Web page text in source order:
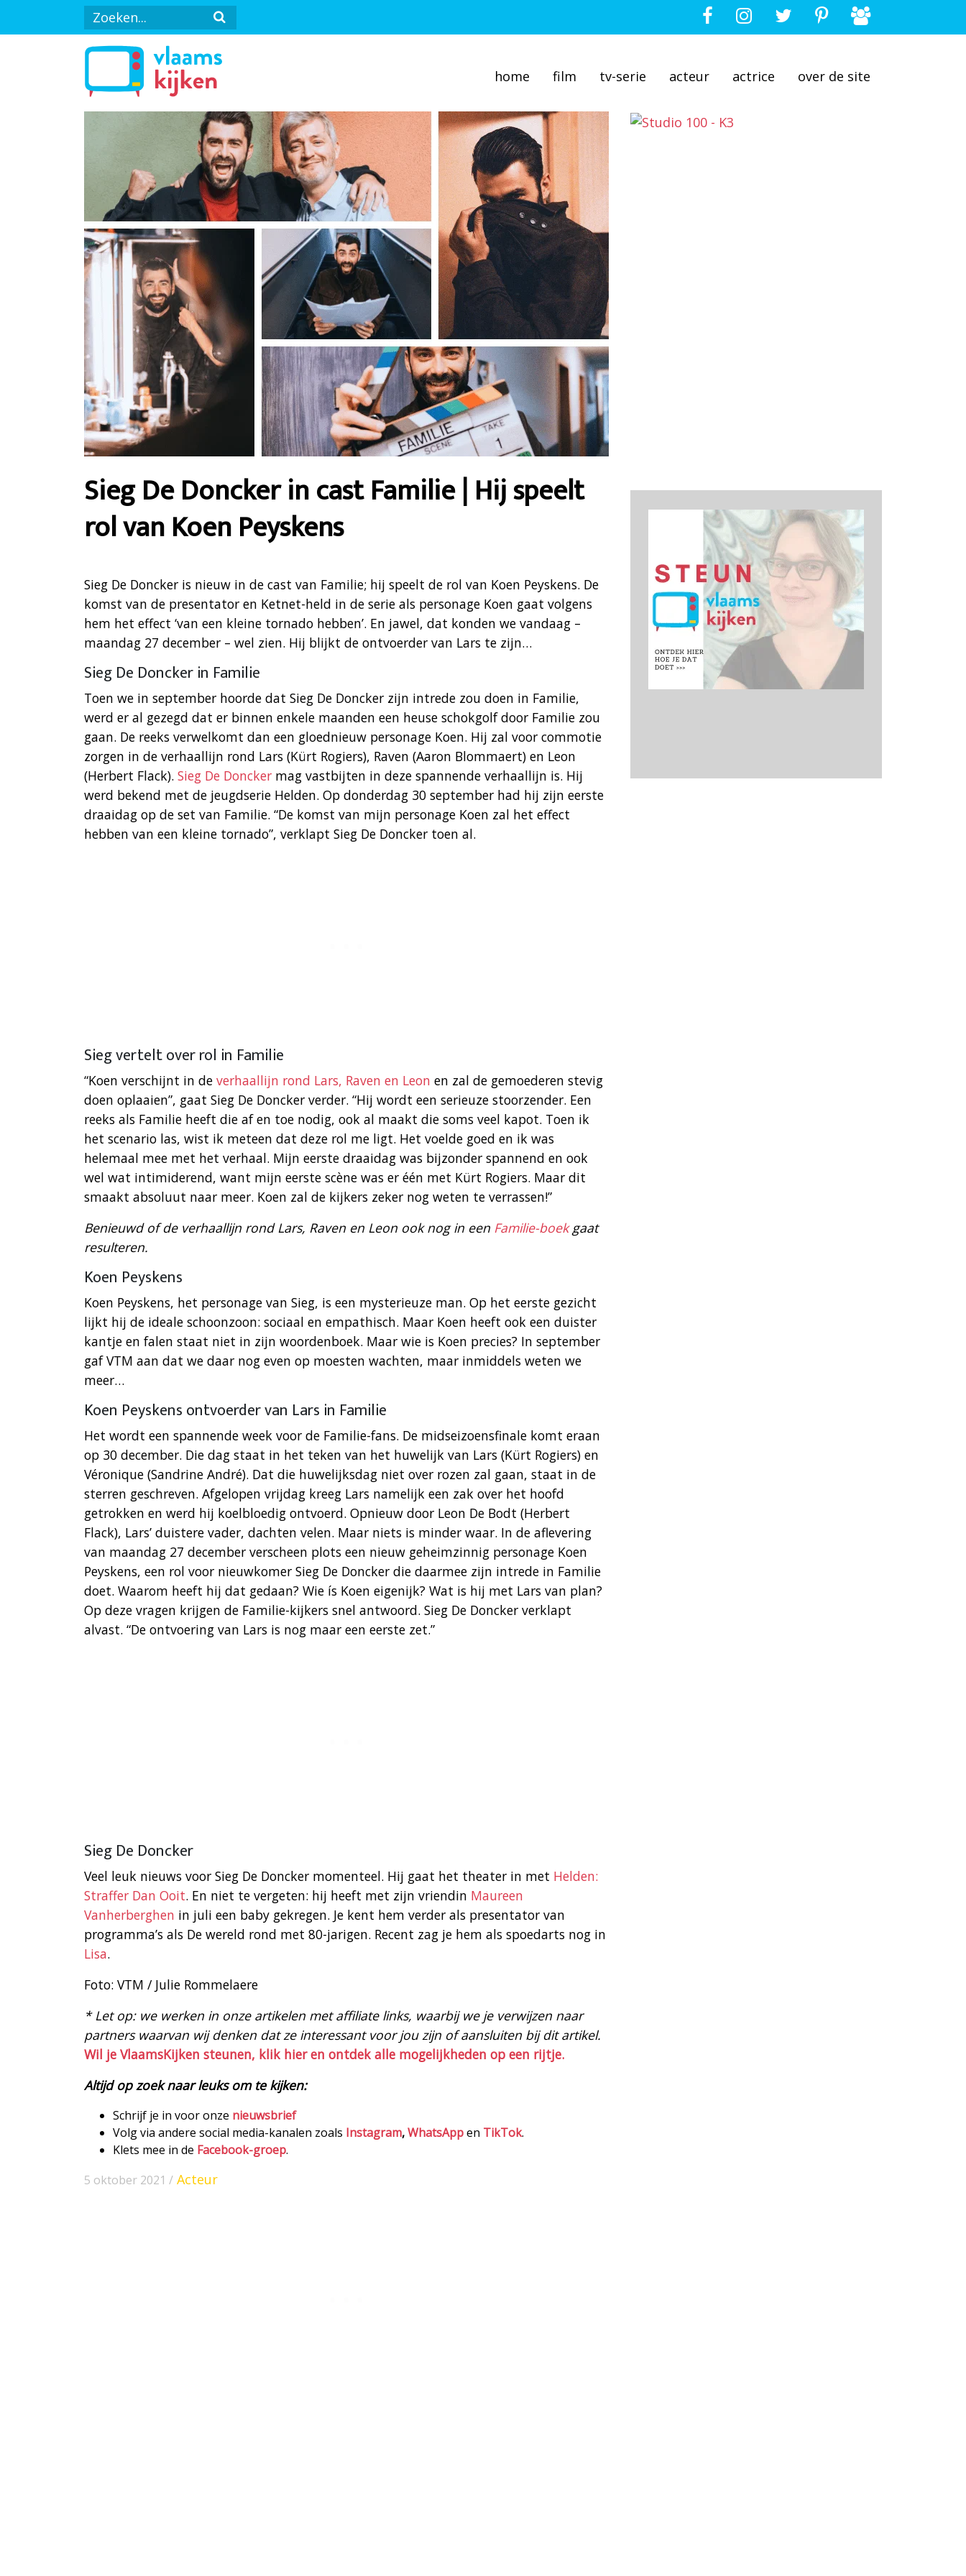
home film tv-serie acteur actrice over de site
Sieg De Doncker in cast Familie | Hij speelt
rol van Koen Peyskens
Sieg De Doncker is nieuw in de cast van Familie; hij speelt de rol van Koen Peyskens. De
komst van de presentator en Ketnet-held in de serie als personage Koen gaat volgens
hem het effect ‘van een kleine tornado hebben’. En jawel, dat konden we vandaag –
maandag 27 december – wel zien. Hij blijkt de ontvoerder van Lars te zijn…
Sieg De Doncker in Familie
Toen we in september hoorde dat Sieg De Doncker zijn intrede zou doen in Familie,
werd er al gezegd dat er binnen enkele maanden een heuse schokgolf door Familie zou
gaan. De reeks verwelkomt dan een gloednieuw personage Koen. Hij zal voor commotie
zorgen in de verhaallijn rond Lars (Kürt Rogiers), Raven (Aaron Blommaert) en Leon
(Herbert Flack). Sieg De Doncker mag vastbijten in deze spannende verhaallijn is. Hij
werd bekend met de jeugdserie Helden. Op donderdag 30 september had hij zijn eerste
draaidag op de set van Familie. “De komst van mijn personage Koen zal het effect
hebben van een kleine tornado”, verklapt Sieg De Doncker toen al.
Sieg vertelt over rol in Familie
“Koen verschijnt in de verhaallijn rond Lars, Raven en Leon en zal de gemoederen stevig
doen oplaaien”, gaat Sieg De Doncker verder. “Hij wordt een serieuze stoorzender. Een
reeks als Familie heeft die af en toe nodig, ook al maakt die soms veel kapot. Toen ik
het scenario las, wist ik meteen dat deze rol me ligt. Het voelde goed en ik was
helemaal mee met het verhaal. Mijn eerste draaidag was bijzonder spannend en ook
wel wat intimiderend, want mijn eerste scène was er één met Kürt Rogiers. Maar dit
smaakt absoluut naar meer. Koen zal de kijkers zeker nog weten te verrassen!”
Benieuwd of de verhaallijn rond Lars, Raven en Leon ook nog in een Familie-boekgaat
resulteren.
Koen Peyskens
Koen Peyskens, het personage van Sieg, is een mysterieuze man. Op het eerste gezicht
lijkt hij de ideale schoonzoon: sociaal en empathisch. Maar Koen heeft ook een duister
kantje en falen staat niet in zijn woordenboek. Maar wie is Koen precies? In september
gaf VTM aan dat we daar nog even op moesten wachten, maar inmiddels weten we
meer…
Koen Peyskens ontvoerder van Lars in Familie
Het wordt een spannende week voor de Familie-fans. De midseizoensfinale komt eraan
op 30 december. Die dag staat in het teken van het huwelijk van Lars (Kürt Rogiers) en
Véronique (Sandrine André). Dat die huwelijksdag niet over rozen zal gaan, staat in de
sterren geschreven. Afgelopen vrijdag kreeg Lars namelijk een zak over het hoofd
getrokken en werd hij koelbloedig ontvoerd. Opnieuw door Leon De Bodt (Herbert
Flack), Lars’ duistere vader, dachten velen. Maar niets is minder waar. In de aflevering
van maandag 27 december verscheen plots een nieuw geheimzinnig personage Koen
Peyskens, een rol voor nieuwkomer Sieg De Doncker die daarmee zijn intrede in Familie
doet. Waarom heeft hij dat gedaan? Wie ís Koen eigenijk? Wat is hij met Lars van plan?
Op deze vragen krijgen de Familie-kijkers snel antwoord. Sieg De Doncker verklapt
alvast. “De ontvoering van Lars is nog maar een eerste zet.”
Sieg De Doncker
Veel leuk nieuws voor Sieg De Doncker momenteel. Hij gaat het theater in met Helden:
Straffer Dan Ooit. En niet te vergeten: hij heeft met zijn vriendin Maureen
Vanherberghen in juli een baby gekregen. Je kent hem verder als presentator van
programma’s als De wereld rond met 80-jarigen. Recent zag je hem als spoedarts nog in
Lisa.
Foto: VTM / Julie Rommelaere
* Let op: we werken in onze artikelen met affiliate links, waarbij we je verwijzen naar
partners waarvan wij denken dat ze interessant voor jou zijn of aansluiten bij dit artikel.
Wil je VlaamsKijken steunen, klik hier en ontdek alle mogelijkheden op een rijtje.
Altijd op zoek naar leuks om te kijken:
Schrijf je in voor onze nieuwsbrief
Volg via andere social media-kanalen zoals Instagram,WhatsAppen TikTok.
Klets mee in de Facebook-groep.
5 oktober 2021 / Acteur